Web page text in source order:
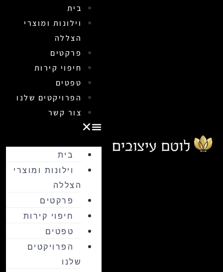
בית
וילונות ומוצרי
הצללה
פרקטים
חיפוי קירות
טפטים
הפרויקטים שלנו
צור קשר
בית
וילונות ומוצרי
הצללה
פרקטים
חיפוי קירות
טפטים
הפרויקטים
שלנו